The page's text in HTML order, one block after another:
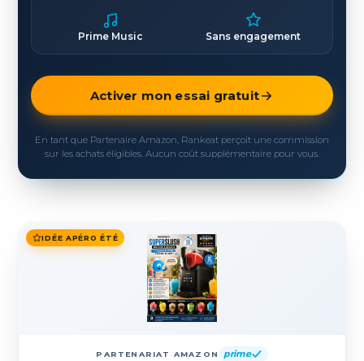
Prime Music Sans engagement
Activer mon essai gratuit
En tant que Partenaire Amazon, Rankeat perçoit une commission
sur les achats éligibles. Aucun coût supplémentaire pour vous.
IDÉE APÉRO ÉTÉ
PARTENARIAT AMAZON prime